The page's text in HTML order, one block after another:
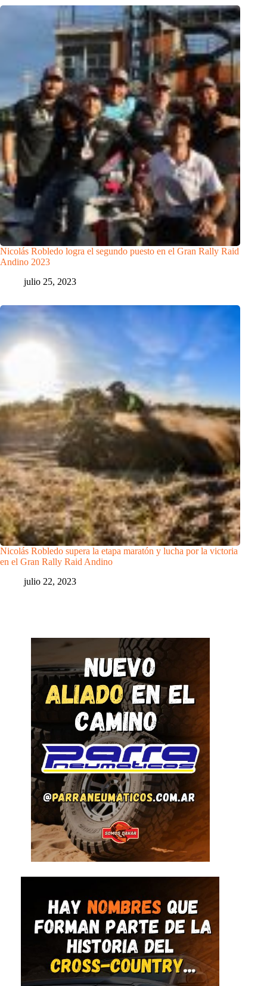
Nicolás Robledo logra el segundo puesto en el Gran Rally Raid
Andino 2023
julio 25, 2023
Nicolás Robledo supera la etapa maratón y lucha por la victoria
en el Gran Rally Raid Andino
julio 22, 2023